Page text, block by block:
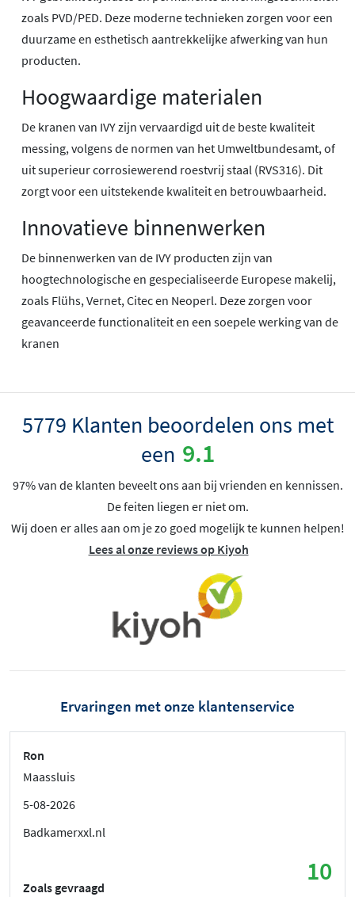
zoals PVD/PED. Deze moderne technieken zorgen voor een
duurzame en esthetisch aantrekkelijke afwerking van hun
producten.
Hoogwaardige materialen
De kranen van IVY zijn vervaardigd uit de beste kwaliteit
messing, volgens de normen van het Umweltbundesamt, of
uit superieur corrosiewerend roestvrij staal (RVS316). Dit
zorgt voor een uitstekende kwaliteit en betrouwbaarheid.
Innovatieve binnenwerken
De binnenwerken van de IVY producten zijn van
hoogtechnologische en gespecialiseerde Europese makelij,
zoals Flühs, Vernet, Citec en Neoperl. Deze zorgen voor
geavanceerde functionaliteit en een soepele werking van de
kranen
5779 Klanten beoordelen ons met
een 9.1
97% van de klanten beveelt ons aan bij vrienden en kennissen.
De feiten liegen er niet om.
Wij doen er alles aan om je zo goed mogelijk te kunnen helpen!
Lees al onze reviews op Kiyoh
Ervaringen met onze klantenservice
Ron
Maassluis
5-08-2026
Badkamerxxl.nl
10
Zoals gevraagd